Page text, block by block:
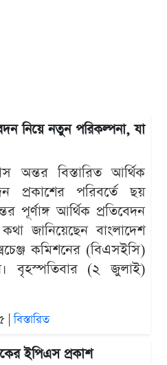
নিয়ে নতুন পরিকল্পনা, যা
অন্তর বিস্তারিত আর্থিক
প্রকাশের পরিবর্তে ছয়
পূর্ণাঙ্গ আর্থিক প্রতিবেদন
জানিয়েছেন বাংলাদেশ
কমিশনের (বিএসইসি)
বৃহস্পতিবার (২ জুলাই)
|বিস্তারিত
ইপিএস প্রকাশ